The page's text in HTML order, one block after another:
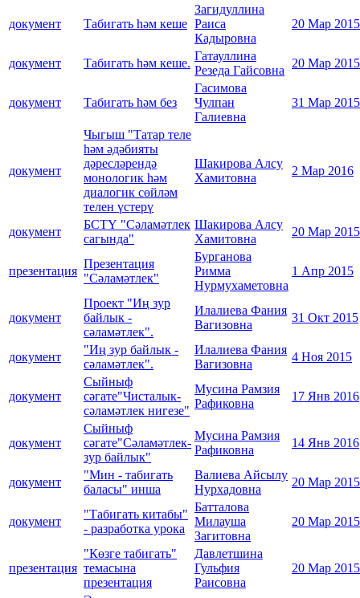
документ Табигать һәм кеше
Загидуллина
Раиса
Кадыровна
20 Мар 2015
документ Табигать һәм кеше.
Гатауллина
Резеда Гайсовна
20 Мар 2015
документ Табигать һәм без
Гасимова
Чулпан
Галиевна
31 Мар 2015
документ
Чыгыш "Татар теле
һәм әдәбияты
дәресләрендә
монологик һәм
диалогик сөйләм
телен үстерү
Шакирова Алсу
Хамитовна
2 Мар 2016
документ
БСТҮ "Сәламәтлек
сагында"
Шакирова Алсу
Хамитовна
20 Мар 2015
презентация
Презентация
"Сәламәтлек"
Бурганова
Римма
Нурмухаметовна
1 Апр 2015
документ
Проект "Иң зур
байлык -
сәламәтлек".
Илалиева Фания
Вагизовна
31 Окт 2015
документ
"Иң зур байлык -
сәламәтлек".
Илалиева Фания
Вагизовна
4 Ноя 2015
документ
Сыйныф
сәгате"Чисталык-
сәламәтлек нигезе"
Мусина Рамзия
Рафиковна
17 Янв 2016
документ
Сыйныф
сәгате"Сәламәтлек-
зур байлык"
Мусина Рамзия
Рафиковна
14 Янв 2016
документ
"Мин - табигать
баласы" инша
Валиева Айсылу
Нурхадовна
20 Мар 2015
документ
"Табигать китабы"
- разработка урока
Батталова
Милауша
Загитовна
20 Мар 2015
презентация
"Көзге табигать"
темасына
презентация
Давлетшина
Гульфия
Раисовна
20 Мар 2015